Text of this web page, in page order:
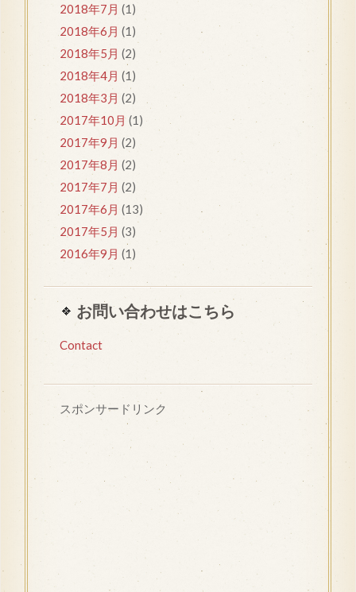
2018年7月 (1)
2018年6月 (1)
2018年5月 (2)
2018年4月 (1)
2018年3月 (2)
2017年10月 (1)
2017年9月 (2)
2017年8月 (2)
2017年7月 (2)
2017年6月 (13)
2017年5月 (3)
2016年9月 (1)
お問い合わせはこちら
Contact
スポンサードリンク